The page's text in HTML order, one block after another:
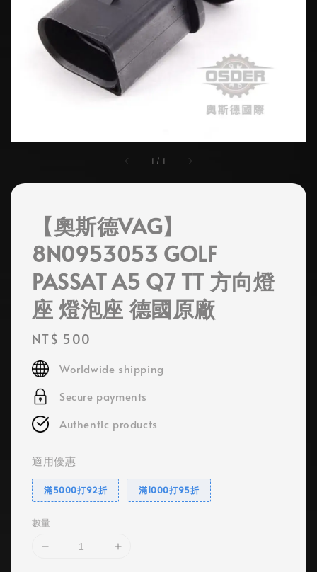
1 / 1
【奧斯德VAG】
8N0953053 GOLF
PASSAT A5 Q7 TT 方向燈
座 燈泡座 德國原廠
Regular
price
NT$ 500
Worldwide shipping
Secure payments
Authentic products
適用優惠
滿5000打92折 滿1000打95折
數量